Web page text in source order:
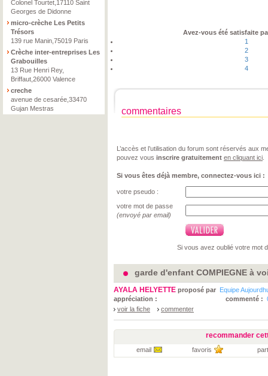
Colonel Tourtet,17110 Saint
Georges de Didonne
micro-crèche Les Petits
Trésors
139 rue Manin,75019 Paris
Crèche inter-entreprises Les
Grabouilles
13 Rue Henri Rey,
Briffaut,26000 Valence
creche
avenue de cesarée,33470
Gujan Mestras
Avez-vous été satisfaite
1
2
3
4
commentaires
L’accès et l’utilisation du forum sont réservés aux
pouvez vous inscrire gratuitement en cliquant ici
Si vous êtes déjà membre, connectez-vous ici :
votre pseudo :
votre mot de passe
(envoyé par email)
Si vous avez oublié votre mot
garde d'enfant COMPIEGNE à
AYALA HELYETTE proposé par Equipe
appréciation :
commenté :
voir la fiche
commenter
recommander
email favoris